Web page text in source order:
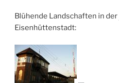
Blühende Landschaften in der
Eisenhüttenstadt: